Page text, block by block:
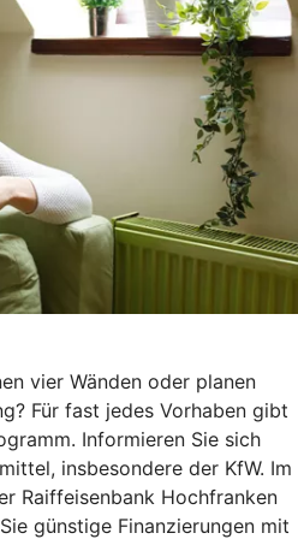
vier Wänden oder planen
Für fast jedes Vorhaben gibt
Informieren Sie sich
insbesondere der KfW. Im
Raiffeisenbank Hochfranken
günstige Finanzierungen mit